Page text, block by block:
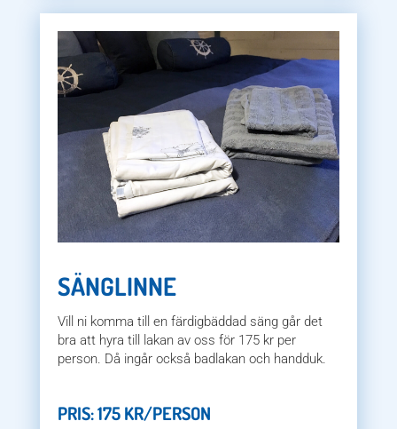
SÄNGLINNE
Vill ni komma till en färdigbäddad säng går det
bra att hyra till lakan av oss för 175 kr per
person. Då ingår också badlakan och handduk.
PRIS: 175 KR/PERSON